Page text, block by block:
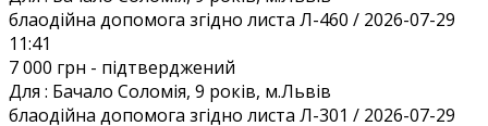
блаодійна допомога згідно листа Л-460 / 2026-07-29
11:41
7 000 грн - підтверджений
Для : Бачало Соломія, 9 років, м.Львів
блаодійна допомога згідно листа Л-301 / 2026-07-29